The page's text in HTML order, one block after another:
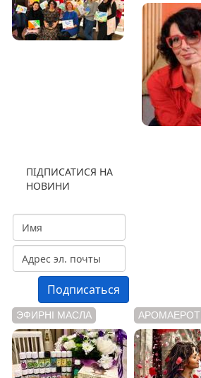
ПІДПИСАТИСЯ НА
НОВИНИ
ЭФИРНІ МАСЛА